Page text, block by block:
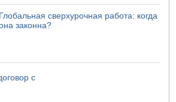
Глобальная сверхурочная работа: когда
законна?
с